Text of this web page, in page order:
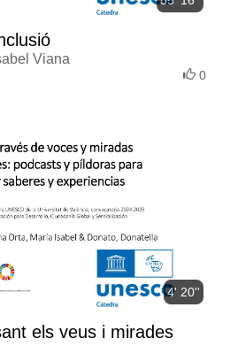
Viana
0
4' 20''
els veus i mirades